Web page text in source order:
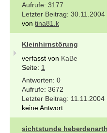
3177
30.11.2004
von tina81.k
Kleinhirnstörung
verfasst von KaBe
Seite: 1
0
3672
11.11.2004
keine Antwort
sichtstunde